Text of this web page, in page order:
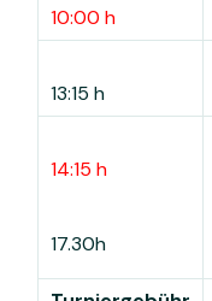
10:00 h
13:15 h
14:15 h
17.30h